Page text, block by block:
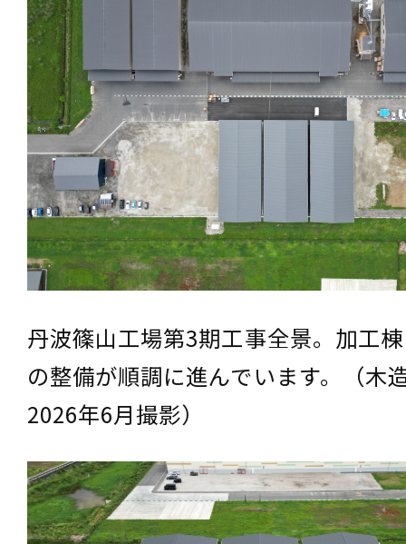
丹波篠山工場第3期工事全景。加工
の整備が順調に進んでいます。（木
2026年6月撮影）